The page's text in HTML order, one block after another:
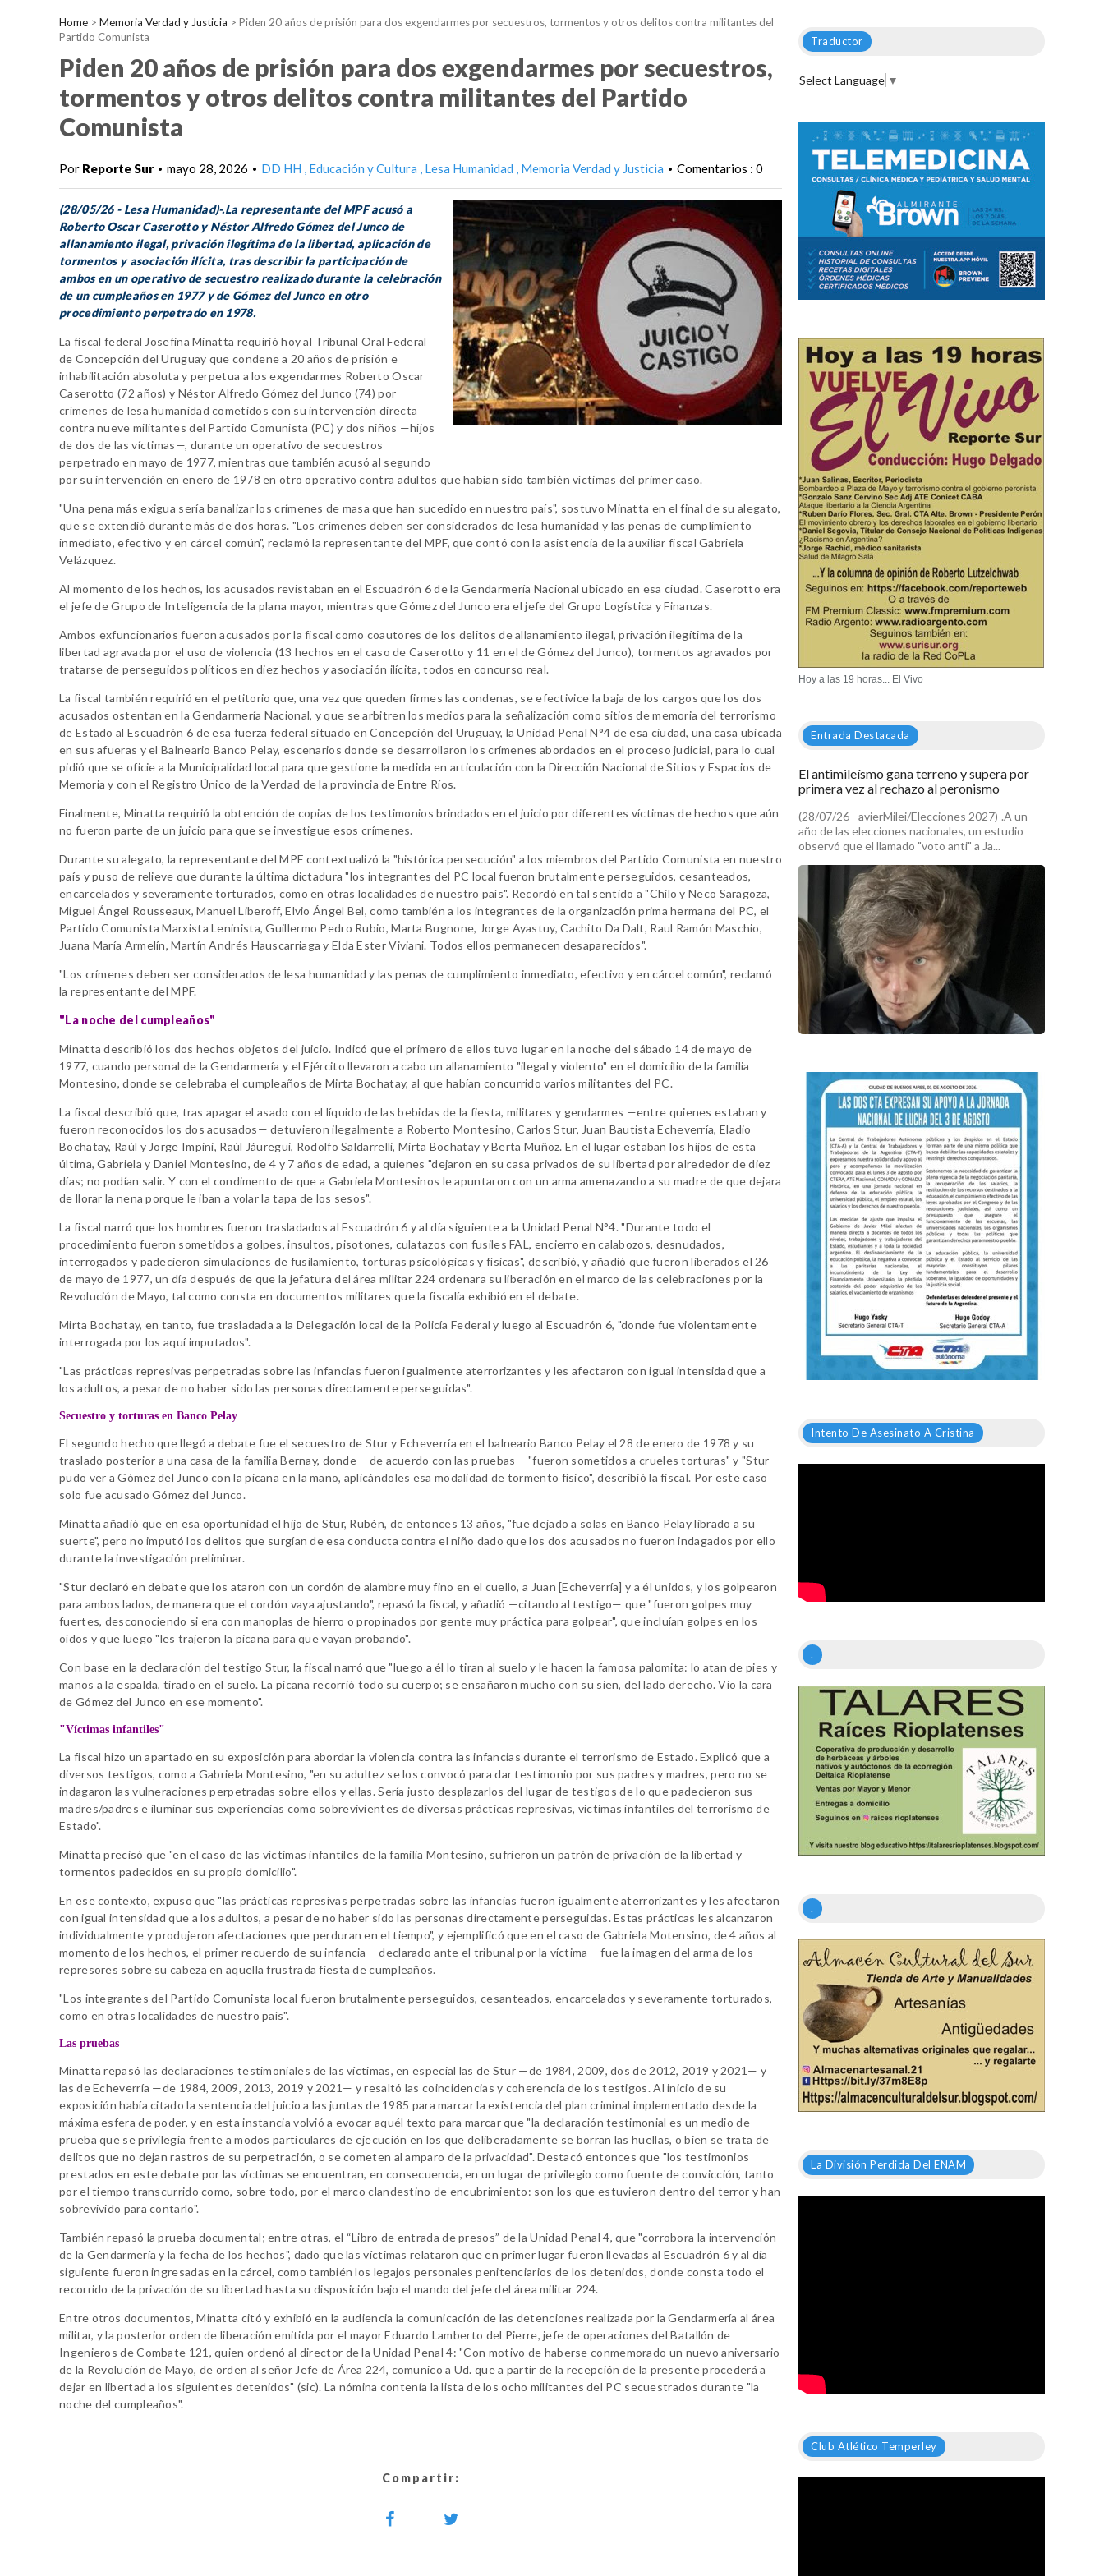
Home > Memoria Verdad y Justicia > Piden 20 años de prisión para dos exgendarmes por secuestros, tormentos y otros delitos contra militantes del
Partido Comunista
Piden 20 años de prisión para dos exgendarmes por secuestros,
tormentos y otros delitos contra militantes del Partido
Comunista
Por Reporte Sur • mayo 28, 2026 • DD HH Educación y Cultura Lesa Humanidad Memoria Verdad y Justicia • Comentarios : 0
(28/05/26 - Lesa Humanidad)-.La representante del MPF acusó a
Roberto Oscar Caserotto y Néstor Alfredo Gómez del Junco de
allanamiento ilegal, privación ilegítima de la libertad, aplicación de
tormentos y asociación ilícita, tras describir la participación de
ambos en un operativo de secuestro realizado durante la celebración
de un cumpleaños en 1977 y de Gómez del Junco en otro
procedimiento perpetrado en 1978.
La fiscal federal Josefina Minatta requirió hoy al Tribunal Oral Federal
de Concepción del Uruguay que condene a 20 años de prisión e
inhabilitación absoluta y perpetua a los exgendarmes Roberto Oscar
Caserotto (72 años) y Néstor Alfredo Gómez del Junco (74) por
crímenes de lesa humanidad cometidos con su intervención directa
contra nueve militantes del Partido Comunista (PC) y dos niños —hijos
de dos de las víctimas—, durante un operativo de secuestros
perpetrado en mayo de 1977, mientras que también acusó al segundo
por su intervención en enero de 1978 en otro operativo contra adultos que habían sido también víctimas del primer caso.
"Una pena más exigua sería banalizar los crímenes de masa que han sucedido en nuestro país", sostuvo Minatta en el final de su alegato,
que se extendió durante más de dos horas. "Los crímenes deben ser considerados de lesa humanidad y las penas de cumplimiento
inmediato, efectivo y en cárcel común", reclamó la representante del MPF, que contó con la asistencia de la auxiliar fiscal Gabriela
Velázquez.
Al momento de los hechos, los acusados revistaban en el Escuadrón 6 de la Gendarmería Nacional ubicado en esa ciudad. Caserotto era
el jefe de Grupo de Inteligencia de la plana mayor, mientras que Gómez del Junco era el jefe del Grupo Logística y Finanzas.
Ambos exfuncionarios fueron acusados por la fiscal como coautores de los delitos de allanamiento ilegal, privación ilegítima de la
libertad agravada por el uso de violencia (13 hechos en el caso de Caserotto y 11 en el de Gómez del Junco), tormentos agravados por
tratarse de perseguidos políticos en diez hechos y asociación ilícita, todos en concurso real.
La fiscal también requirió en el petitorio que, una vez que queden firmes las condenas, se efectivice la baja de los cargos que los dos
acusados ostentan en la Gendarmería Nacional, y que se arbitren los medios para la señalización como sitios de memoria del terrorismo
de Estado al Escuadrón 6 de esa fuerza federal situado en Concepción del Uruguay, la Unidad Penal N°4 de esa ciudad, una casa ubicada
en sus afueras y el Balneario Banco Pelay, escenarios donde se desarrollaron los crímenes abordados en el proceso judicial, para lo cual
pidió que se oficie a la Municipalidad local para que gestione la medida en articulación con la Dirección Nacional de Sitios y Espacios de
Memoria y con el Registro Único de la Verdad de la provincia de Entre Ríos.
Finalmente, Minatta requirió la obtención de copias de los testimonios brindados en el juicio por diferentes víctimas de hechos que aún
no fueron parte de un juicio para que se investigue esos crímenes.
Durante su alegato, la representante del MPF contextualizó la "histórica persecución" a los miembros del Partido Comunista en nuestro
país y puso de relieve que durante la última dictadura "los integrantes del PC local fueron brutalmente perseguidos, cesanteados,
encarcelados y severamente torturados, como en otras localidades de nuestro país". Recordó en tal sentido a "Chilo y Neco Saragoza,
Miguel Ángel Rousseaux, Manuel Liberoff, Elvio Ángel Bel, como también a los integrantes de la organización prima hermana del PC, el
Partido Comunista Marxista Leninista, Guillermo Pedro Rubio, Marta Bugnone, Jorge Ayastuy, Cachito Da Dalt, Raul Ramón Maschio,
Juana María Armelín, Martín Andrés Hauscarriaga y Elda Ester Viviani. Todos ellos permanecen desaparecidos".
"Los crímenes deben ser considerados de lesa humanidad y las penas de cumplimiento inmediato, efectivo y en cárcel común", reclamó
la representante del MPF.
"La noche del cumpleaños"
Minatta describió los dos hechos objetos del juicio. Indicó que el primero de ellos tuvo lugar en la noche del sábado 14 de mayo de
1977, cuando personal de la Gendarmería y el Ejército llevaron a cabo un allanamiento "ilegal y violento" en el domicilio de la familia
Montesino, donde se celebraba el cumpleaños de Mirta Bochatay, al que habían concurrido varios militantes del PC.
La fiscal describió que, tras apagar el asado con el líquido de las bebidas de la fiesta, militares y gendarmes —entre quienes estaban y
fueron reconocidos los dos acusados— detuvieron ilegalmente a Roberto Montesino, Carlos Stur, Juan Bautista Echeverría, Eladio
Bochatay, Raúl y Jorge Impini, Raúl Jáuregui, Rodolfo Saldarrelli, Mirta Bochatay y Berta Muñoz. En el lugar estaban los hijos de esta
última, Gabriela y Daniel Montesino, de 4 y 7 años de edad, a quienes "dejaron en su casa privados de su libertad por alrededor de diez
días; no podían salir. Y con el condimento de que a Gabriela Montesinos le apuntaron con un arma amenazando a su madre de que dejara
de llorar la nena porque le iban a volar la tapa de los sesos".
La fiscal narró que los hombres fueron trasladados al Escuadrón 6 y al día siguiente a la Unidad Penal N°4. "Durante todo el
procedimiento fueron sometidos a golpes, insultos, pisotones, culatazos con fusiles FAL, encierro en calabozos, desnudados,
interrogados y padecieron simulaciones de fusilamiento, torturas psicológicas y físicas", describió, y añadió que fueron liberados el 26
de mayo de 1977, un día después de que la jefatura del área militar 224 ordenara su liberación en el marco de las celebraciones por la
Revolución de Mayo, tal como consta en documentos militares que la fiscalía exhibió en el debate.
Mirta Bochatay, en tanto, fue trasladada a la Delegación local de la Policía Federal y luego al Escuadrón 6, "donde fue violentamente
interrogada por los aquí imputados".
"Las prácticas represivas perpetradas sobre las infancias fueron igualmente aterrorizantes y les afectaron con igual intensidad que a
los adultos, a pesar de no haber sido las personas directamente perseguidas".
Secuestro y torturas en Banco Pelay
El segundo hecho que llegó a debate fue el secuestro de Stur y Echeverría en el balneario Banco Pelay el 28 de enero de 1978 y su
traslado posterior a una casa de la familia Bernay, donde —de acuerdo con las pruebas— "fueron sometidos a crueles torturas" y "Stur
pudo ver a Gómez del Junco con la picana en la mano, aplicándoles esa modalidad de tormento físico", describió la fiscal. Por este caso
solo fue acusado Gómez del Junco.
Minatta añadió que en esa oportunidad el hijo de Stur, Rubén, de entonces 13 años, "fue dejado a solas en Banco Pelay librado a su
suerte", pero no imputó los delitos que surgían de esa conducta contra el niño dado que los dos acusados no fueron indagados por ello
durante la investigación preliminar.
"Stur declaró en debate que los ataron con un cordón de alambre muy fino en el cuello, a Juan [Echeverría] y a él unidos, y los golpearon
para ambos lados, de manera que el cordón vaya ajustando", repasó la fiscal, y añadió —citando al testigo— que "fueron golpes muy
fuertes, desconociendo si era con manoplas de hierro o propinados por gente muy práctica para golpear", que incluían golpes en los
oídos y que luego "les trajeron la picana para que vayan probando".
Con base en la declaración del testigo Stur, la fiscal narró que "luego a él lo tiran al suelo y le hacen la famosa palomita: lo atan de pies y
manos a la espalda, tirado en el suelo. La picana recorrió todo su cuerpo; se ensañaron mucho con su sien, del lado derecho. Vio la cara
de Gómez del Junco en ese momento".
"Víctimas infantiles"
La fiscal hizo un apartado en su exposición para abordar la violencia contra las infancias durante el terrorismo de Estado. Explicó que a
diversos testigos, como a Gabriela Montesino, "en su adultez se los convocó para dar testimonio por sus padres y madres, pero no se
indagaron las vulneraciones perpetradas sobre ellos y ellas. Sería justo desplazarlos del lugar de testigos de lo que padecieron sus
madres/padres e iluminar sus experiencias como sobrevivientes de diversas prácticas represivas, víctimas infantiles del terrorismo de
Estado".
Minatta precisó que "en el caso de las víctimas infantiles de la familia Montesino, sufrieron un patrón de privación de la libertad y
tormentos padecidos en su propio domicilio".
En ese contexto, expuso que "las prácticas represivas perpetradas sobre las infancias fueron igualmente aterrorizantes y les afectaron
con igual intensidad que a los adultos, a pesar de no haber sido las personas directamente perseguidas. Estas prácticas les alcanzaron
individualmente y produjeron afectaciones que perduran en el tiempo", y ejemplificó que en el caso de Gabriela Motensino, de 4 años al
momento de los hechos, el primer recuerdo de su infancia —declarado ante el tribunal por la víctima— fue la imagen del arma de los
represores sobre su cabeza en aquella frustrada fiesta de cumpleaños.
"Los integrantes del Partido Comunista local fueron brutalmente perseguidos, cesanteados, encarcelados y severamente torturados,
como en otras localidades de nuestro país".
Las pruebas
Minatta repasó las declaraciones testimoniales de las víctimas, en especial las de Stur —de 1984, 2009, dos de 2012, 2019 y 2021— y
las de Echeverría —de 1984, 2009, 2013, 2019 y 2021— y resaltó las coincidencias y coherencia de los testigos. Al inicio de su
exposición había citado la sentencia del juicio a las juntas de 1985 para marcar la existencia del plan criminal implementado desde la
máxima esfera de poder, y en esta instancia volvió a evocar aquél texto para marcar que "la declaración testimonial es un medio de
prueba que se privilegia frente a modos particulares de ejecución en los que deliberadamente se borran las huellas, o bien se trata de
delitos que no dejan rastros de su perpetración, o se cometen al amparo de la privacidad". Destacó entonces que "los testimonios
prestados en este debate por las víctimas se encuentran, en consecuencia, en un lugar de privilegio como fuente de convicción, tanto
por el tiempo transcurrido como, sobre todo, por el marco clandestino de encubrimiento: son los que estuvieron dentro del terror y han
sobrevivido para contarlo".
También repasó la prueba documental; entre otras, el “Libro de entrada de presos” de la Unidad Penal 4, que "corrobora la intervención
de la Gendarmería y la fecha de los hechos", dado que las víctimas relataron que en primer lugar fueron llevadas al Escuadrón 6 y al día
siguiente fueron ingresadas en la cárcel, como también los legajos personales penitenciarios de los detenidos, donde consta todo el
recorrido de la privación de su libertad hasta su disposición bajo el mando del jefe del área militar 224.
Entre otros documentos, Minatta citó y exhibió en la audiencia la comunicación de las detenciones realizada por la Gendarmería al área
militar, y la posterior orden de liberación emitida por el mayor Eduardo Lamberto del Pierre, jefe de operaciones del Batallón de
Ingenieros de Combate 121, quien ordenó al director de la Unidad Penal 4: "Con motivo de haberse conmemorado un nuevo aniversario
de la Revolución de Mayo, de orden al señor Jefe de Área 224, comunico a Ud. que a partir de la recepción de la presente procederá a
dejar en libertad a los siguientes detenidos" (sic). La nómina contenía la lista de los ocho militantes del PC secuestrados durante "la
noche del cumpleaños".
Compartir:
Traductor
Select Language ▼
Hoy a las 19 horas... El Vivo
Entrada Destacada
El antimileísmo gana terreno y supera por
primera vez al rechazo al peronismo
(28/07/26 - avierMilei/Elecciones 2027)-.A un
año de las elecciones nacionales, un estudio
observó que el llamado "voto anti" a Ja...
Intento De Asesinato A Cristina
.
.
La División Perdida Del ENAM
Club Atlético Temperley